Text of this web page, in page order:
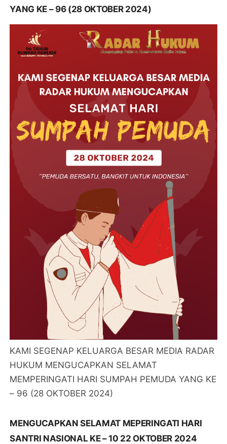
YANG KE – 96 (28 OKTOBER 2024)
KAMI SEGENAP KELUARGA BESAR MEDIA RADAR
HUKUM MENGUCAPKAN SELAMAT
MEMPERINGATI HARI SUMPAH PEMUDA YANG KE
– 96 (28 OKTOBER 2024)
MENGUCAPKAN SELAMAT MEPERINGATI HARI
SANTRI NASIONAL KE – 10 22 OKTOBER 2024